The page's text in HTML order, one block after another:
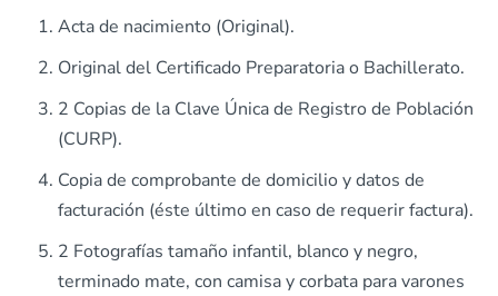
Acta de nacimiento (Original).
Original del Certificado Preparatoria o Bachillerato.
2 Copias de la Clave Única de Registro de Población
(CURP).
Copia de comprobante de domicilio y datos de
facturación (éste último en caso de requerir factura).
2 Fotografías tamaño infantil, blanco y negro,
terminado mate, con camisa y corbata para varones